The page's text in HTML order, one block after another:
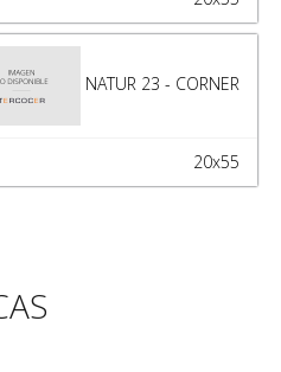
NATUR 23 - CORNER
20x55